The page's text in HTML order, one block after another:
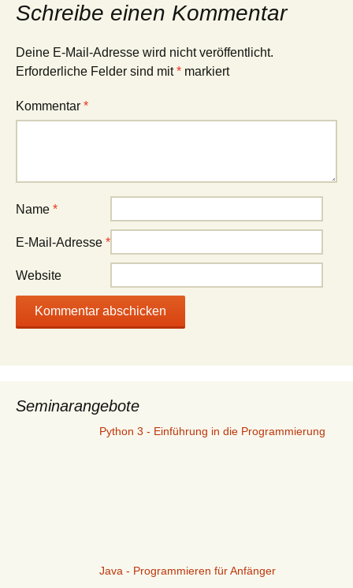
Schreibe einen Kommentar
Deine E-Mail-Adresse wird nicht veröffentlicht.
Erforderliche Felder sind mit* markiert
Kommentar *
Name *
E-Mail-Adresse *
Website
Seminarangebote
Python 3 - Einführung in die Programmierung
Java - Programmieren für Anfänger